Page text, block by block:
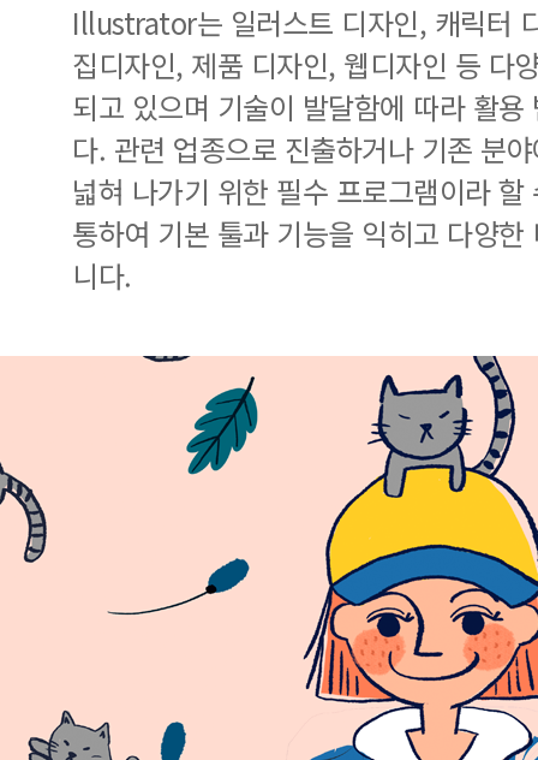
Illustrator는 일러스트 디자인, 캐릭터
집디자인, 제품 디자인, 웹디자인 등 다
되고 있으며 기술이 발달함에 따라 활
다. 관련 업종으로 진출하거나 기존 분
넓혀 나가기 위한 필수 프로그램이라
통하여 기본 툴과 기능을 익히고 다양
니다.